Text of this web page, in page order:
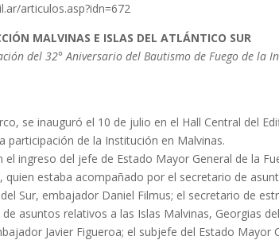
articulos.asp?idn=672
MALVINAS E ISLAS DEL ATLÁNTICO SUR
del 32° Aniversario del Bautismo de Fuego de la
se inauguró el 10 de julio en el Hall Central del
participación de la Institución en Malvinas.
ingreso del jefe de Estado Mayor General de la
quien estaba acompañado por el secretario de
Sur, embajador Daniel Filmus; el secretario de
asuntos relativos a las Islas Malvinas, Georgias
Javier Figueroa; el subjefe del Estado Mayor